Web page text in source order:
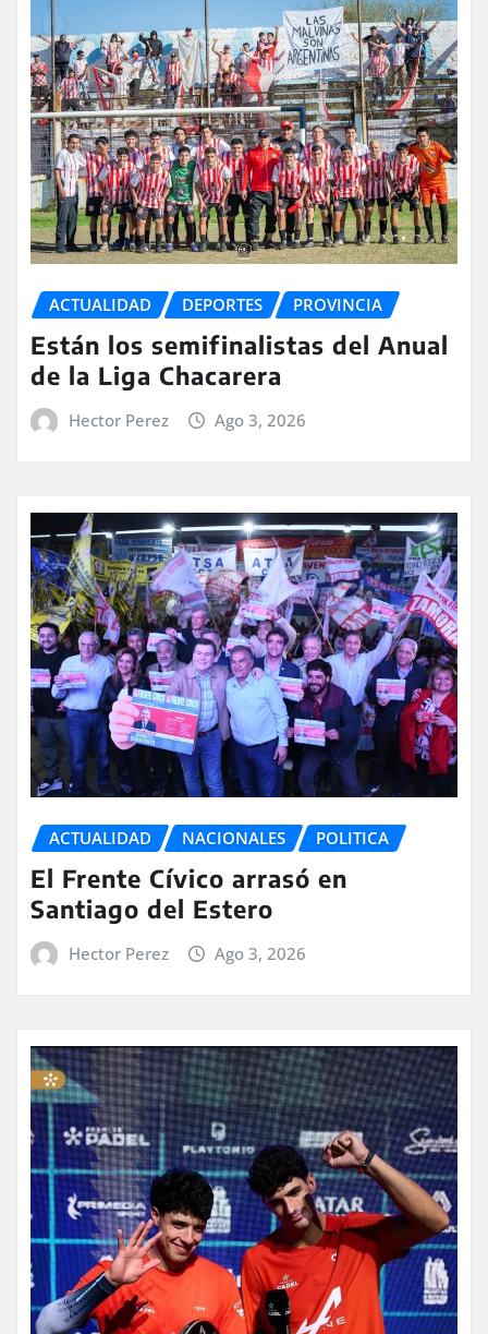
ACTUALIDAD DEPORTES PROVINCIA
Están los semifinalistas del Anual
de la Liga Chacarera
Hector Perez Ago 3, 2026
ACTUALIDAD NACIONALES POLITICA
El Frente Cívico arrasó en
Santiago del Estero
Hector Perez Ago 3, 2026